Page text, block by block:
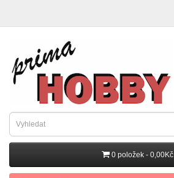
0 položek - 0,00Kč